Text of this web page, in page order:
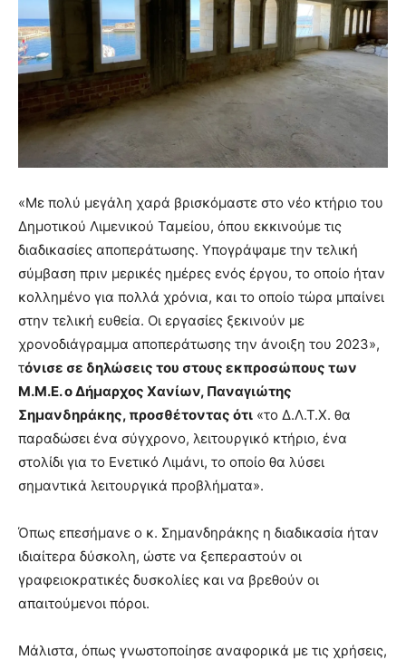
«Με πολύ μεγάλη χαρά βρισκόμαστε στο νέο κτήριο του
Δημοτικού Λιμενικού Ταμείου, όπου εκκινούμε τις
διαδικασίες αποπεράτωσης. Υπογράψαμε την τελική
σύμβαση πριν μερικές ημέρες ενός έργου, το οποίο ήταν
κολλημένο για πολλά χρόνια, και το οποίο τώρα μπαίνει
στην τελική ευθεία. Οι εργασίες ξεκινούν με
χρονοδιάγραμμα αποπεράτωσης την άνοιξη του 2023»,
τόνισε σε δηλώσεις του στους εκπροσώπους των
Μ.Μ.Ε. ο Δήμαρχος Χανίων, Παναγιώτης
Σημανδηράκης, προσθέτοντας ότι «το Δ.Λ.Τ.Χ. θα
παραδώσει ένα σύγχρονο, λειτουργικό κτήριο, ένα
στολίδι για το Ενετικό Λιμάνι, το οποίο θα λύσει
σημαντικά λειτουργικά προβλήματα».
Όπως επεσήμανε ο κ. Σημανδηράκης η διαδικασία ήταν
ιδιαίτερα δύσκολη, ώστε να ξεπεραστούν οι
γραφειοκρατικές δυσκολίες και να βρεθούν οι
απαιτούμενοι πόροι.
Μάλιστα, όπως γνωστοποίησε αναφορικά με τις χρήσεις,